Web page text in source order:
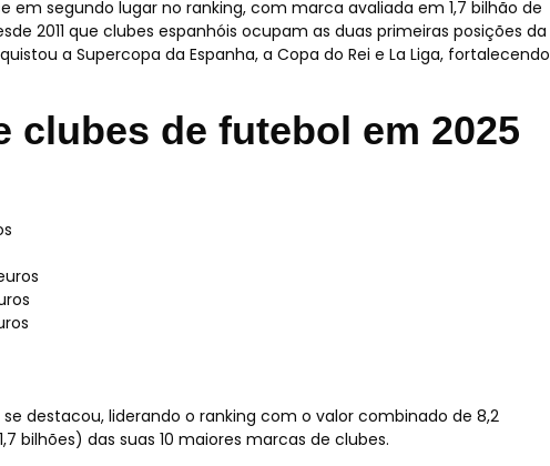
em segundo lugar no ranking, com marca avaliada em 1,7 bilhão de
2011 que clubes espanhóis ocupam as duas primeiras posições da
a Supercopa da Espanha, a Copa do Rei e La Liga, fortalecendo
clubes de futebol em 2025
se destacou, liderando o ranking com o valor combinado de 8,2
bilhões) das suas 10 maiores marcas de clubes.